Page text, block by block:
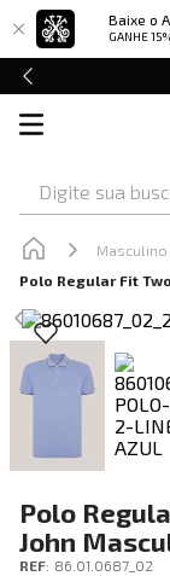
Baixe o
GANHE
Masculino
Polo
John
REF: 86.01.0687_02